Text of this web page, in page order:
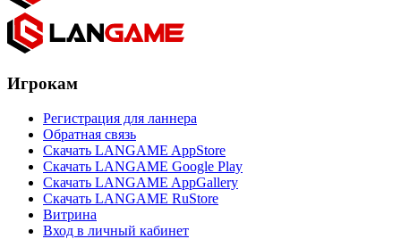
Игрокам
Регистрация для ланнера
Обратная связь
Скачать LANGAME AppStore
Скачать LANGAME Google Play
Скачать LANGAME AppGallery
Скачать LANGAME RuStore
Витрина
Вход в личный кабинет